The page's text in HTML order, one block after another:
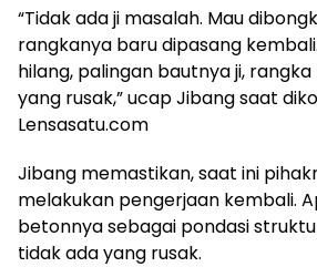
“Tidak ada ji masalah. Mau
rangkanya baru dipasang
hilang, palingan bautnya ji,
yang rusak,” ucap Jibang saat
Lensasatu.com
Jibang memastikan, saat ini
melakukan pengerjaan kembali.
betonnya sebagai pondasi
tidak ada yang rusak.